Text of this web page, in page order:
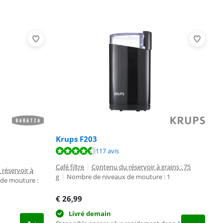
à
mouture :
Krups F203
117 avis
Café filtre | Contenu du réservoir à grains : 75
g | Nombre de niveaux de mouture : 1
€ 26,99
Livré demain